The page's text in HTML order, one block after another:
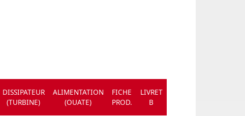
DISSIPATEUR
(TURBINE)
ALIMENTATION
(OUATE)
FICHE
PROD.
LIVRET
B